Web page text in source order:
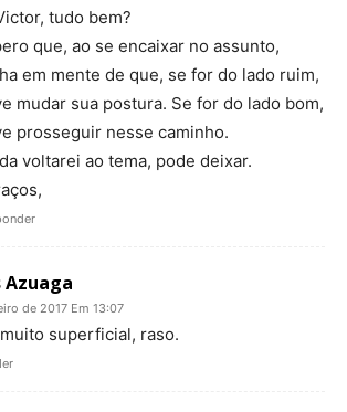
tudo bem?
que, ao se encaixar no assunto,
em mente de que, se for do lado ruim,
mudar sua postura. Se for do lado bom,
prosseguir nesse caminho.
voltarei ao tema, pode deixar.
Azuaga
de 2017 Em 13:07
superficial, raso.